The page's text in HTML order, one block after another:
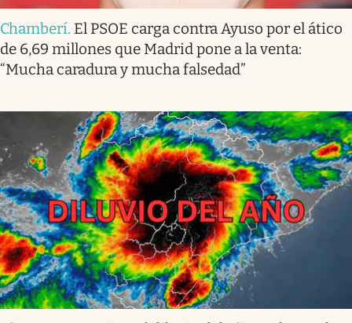
Chamberí. El PSOE carga contra Ayuso por el ático
de 6,69 millones que Madrid pone a la venta:
“Mucha caradura y mucha falsedad”